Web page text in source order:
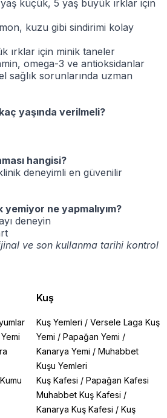
küçük, 5 yaş büyük ırklar için
kuzu gibi sindirimi kolay
ırklar için minik taneler
omega-3 ve antioksidanlar
sağlık sorunlarında uzman
yaşında verilmeli?
hangisi?
deneyimli en güvenilir
yemiyor ne yapmalıyım?
deneyin
ve son kullanma tarihi kontrol
Kuş
Kuş Yemleri / Versele Laga Kuş
Yemi / Papağan Yemi /
Kanarya Yemi / Muhabbet
Kuşu Yemleri
Kuş Kafesi / Papağan Kafesi
Muhabbet Kuş Kafesi /
Kanarya Kuş Kafesi / Kuş